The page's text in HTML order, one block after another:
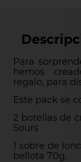
Para
hemos
regalo, para
Este pack se
2 botellas de
Sours
1 sobre de
bellota 70g.